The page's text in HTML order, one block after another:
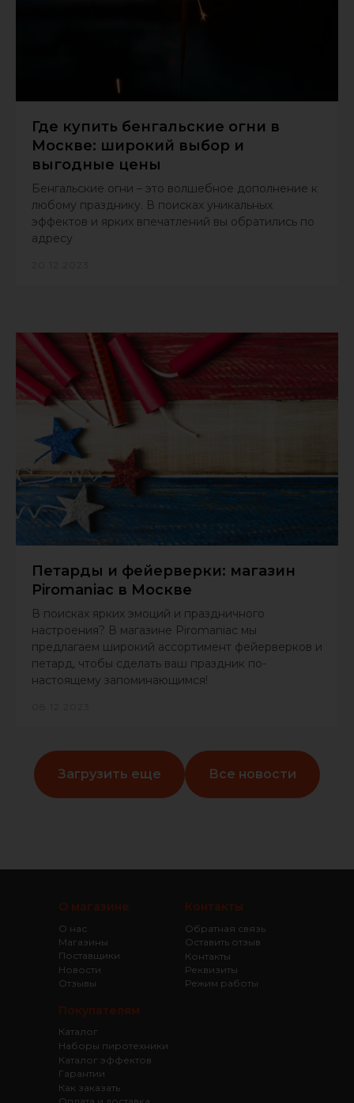
Где купить бенгальские огни в
Москве: широкий выбор и
выгодные цены
Бенгальские огни – это волшебное дополнение к
любому празднику. В поисках уникальных
эффектов и ярких впечатлений вы обратились по
адресу
Петарды и фейерверки: магазин
Piromaniac в Москве
В поисках ярких эмоций и праздничного
настроения? В магазине Piromaniac мы
предлагаем широкий ассортимент фейерверков и
петард, чтобы сделать ваш праздник по-
настоящему запоминающимся!
Загрузить еще Все новости
Покупателям
Каталог эффектов
Гарантии
Как заказать
О магазине
О нас
Магазины
Поставщики
Новости
Отзывы
Каталог
Наборы пиротехники
Контакты
Обратная связь
Оставить отзыв
Контакты
Реквизиты
Режим работы